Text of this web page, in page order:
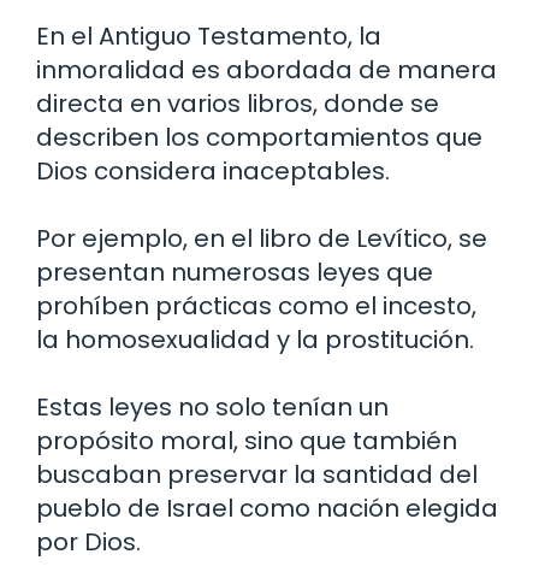
En el Antiguo Testamento, la
inmoralidad es abordada de manera
directa en varios libros, donde se
describen los comportamientos que
Dios considera inaceptables.
Por ejemplo, en el libro de Levítico, se
presentan numerosas leyes que
prohíben prácticas como el incesto,
la homosexualidad y la prostitución.
Estas leyes no solo tenían un
propósito moral, sino que también
buscaban preservar la santidad del
pueblo de Israel como nación elegida
por Dios.